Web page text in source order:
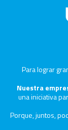
Para lograr
Nuestra
una iniciativa
Porque, juntos,